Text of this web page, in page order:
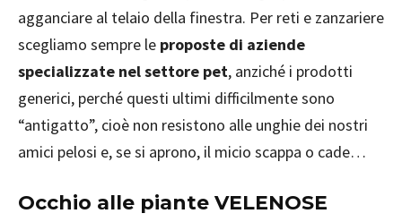
agganciare al telaio della finestra. Per reti e zanzariere
scegliamo sempre le proposte di aziende
specializzate nel settore pet, anziché i prodotti
generici, perché questi ultimi difficilmente sono
“antigatto”, cioè non resistono alle unghie dei nostri
amici pelosi e, se si aprono, il micio scappa o cade…
Occhio alle piante VELENOSE